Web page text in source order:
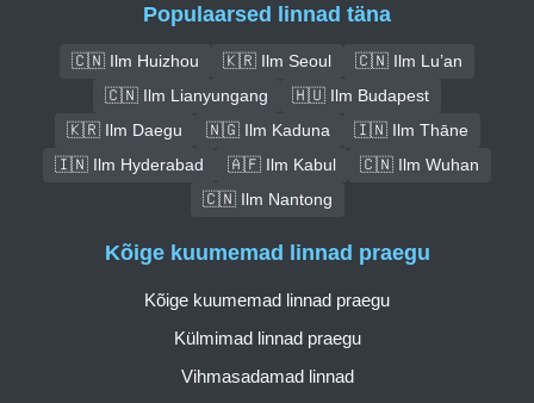
Populaarsed linnad täna
🇨🇳 Ilm Huizhou 🇰🇷 Ilm Seoul
🇨🇳 Ilm Lu’an
🇨🇳 Ilm Lianyungang
🇭🇺 Ilm Budapest
🇰🇷 Ilm Daegu
🇳🇬 Ilm Kaduna
🇮🇳 Ilm Thāne
🇮🇳 Ilm Hyderabad
🇦🇫 Ilm Kabul
🇨🇳 Ilm Wuhan
🇨🇳 Ilm Nantong
Kõige kuumemad linnad praegu
Kõige kuumemad linnad praegu
Külmimad linnad praegu
Vihmasadamad linnad